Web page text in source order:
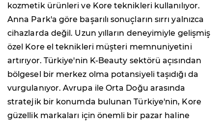
kozmetik ürünleri ve Kore teknikleri kullanılıyor.
Anna Park'a göre başarılı sonuçların sırrı yalnızca
cihazlarda değil. Uzun yılların deneyimiyle gelişmiş
özel Kore el teknikleri müşteri memnuniyetini
artırıyor. Türkiye'nin K-Beauty sektörü açısından
bölgesel bir merkez olma potansiyeli taşıdığı da
vurgulanıyor. Avrupa ile Orta Doğu arasında
stratejik bir konumda bulunan Türkiye'nin, Kore
güzellik markaları için önemli bir pazar haline